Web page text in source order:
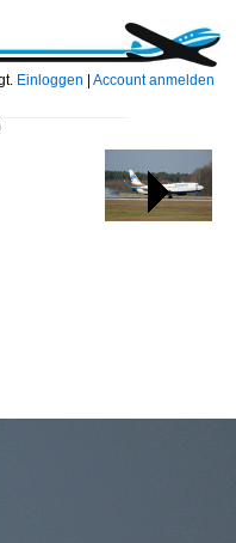
Einloggen Account anmelden